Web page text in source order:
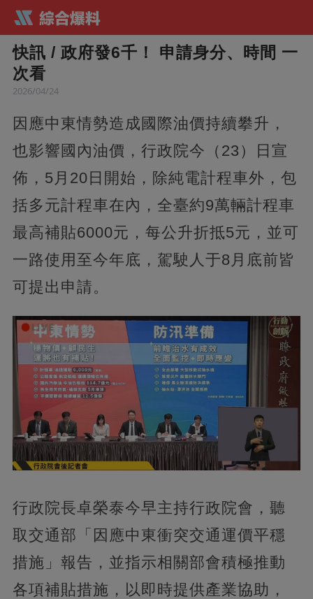
快訊 / 政府發6千！ 申請身分、時間 一
次看
2026/04/24
因應中東情勢造成國際油價持續攀升，
也影響國內油價，行政院今（23）日宣
佈，5月20日開始，除純電計程車外，包
括多元計程車在內，全臺約9萬輛計程車
最高補貼6000元，每公升折抵5元，並可
一路使用至今年底，駕駛人于8月底前皆
可提出申請。
行政院長卓榮泰今早主持行政院會，聽
取交通部「因應中東衝突交通運價平穩
措施」報告，並指示相關部會積極推動
各項補貼措施，以即時提供產業協助，